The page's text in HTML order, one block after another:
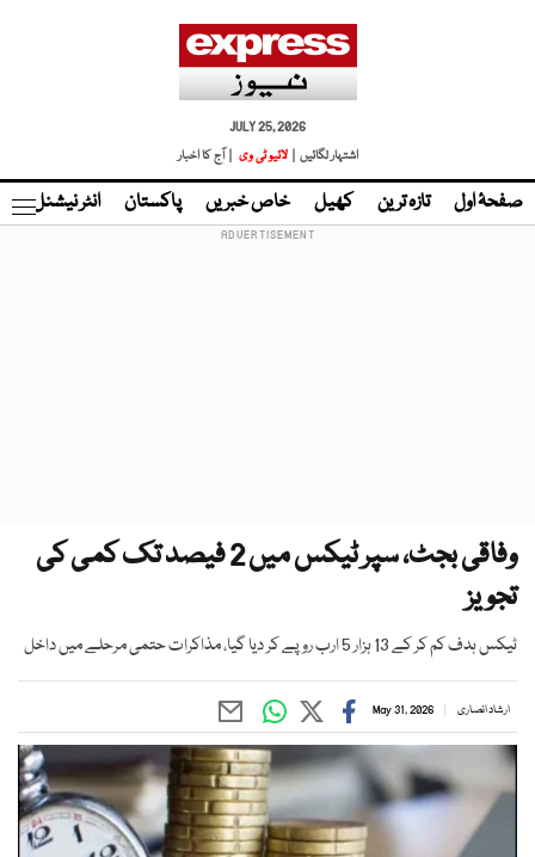
JULY 25, 2026
اشتہار لگائیں |
لائیو ٹی وی | آج کا اخبار
صفحۂ اول تازہ ترین کھیل خاص خبریں پاکستان انٹر نیشنل
وفاقی بجٹ، سپر ٹیکس میں 2 فیصد تک کمی کی
تجویز
ٹیکس ہدف کم کر کے 13 ہزار 5 ارب روپے کر دیا گیا، مذاکرات حتمی مرحلے میں داخل
ارشاد انصاری May 31, 2026